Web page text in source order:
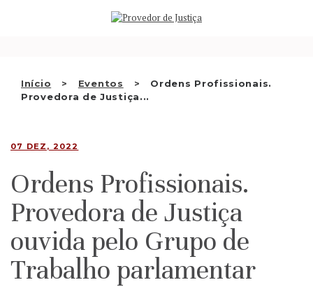
Início Eventos
Ordens Profissionais.
Provedora de Justiça...
QUEM SOMOS
RECOMENDAÇÕES E OUTRAS
DECISÕES
PT
07 DEZ, 2022
Ordens Profissionais.
Provedora de Justiça
ouvida pelo Grupo de
Trabalho parlamentar